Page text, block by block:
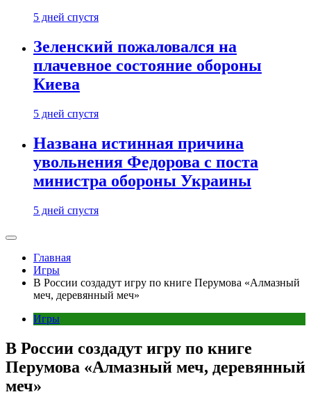
5 дней спустя
Зеленский пожаловался на
плачевное состояние обороны
Киева
5 дней спустя
Названа истинная причина
увольнения Федорова с поста
министра обороны Украины
5 дней спустя
Главная
Игры
В России создадут игру по книге Перумова «Алмазный
меч, деревянный меч»
Игры
В России создадут игру по книге
Перумова «Алмазный меч, деревянный
меч»